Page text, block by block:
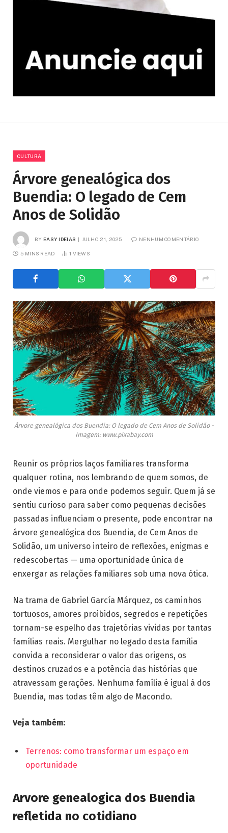
CULTURA
Árvore genealógica dos
Buendia: O legado de Cem
Anos de Solidão
BY EASY IDEIAS JULHO 21, 2025 NENHUM COMENTÁRIO
5 MINS READ 1 VIEWS
Árvore genealógica dos Buendia: O legado de Cem Anos de Solidão -
Imagem: www.pixabay.com
Reunir os próprios laços familiares transforma
qualquer rotina, nos lembrando de quem somos, de
onde viemos e para onde podemos seguir. Quem já se
sentiu curioso para saber como pequenas decisões
passadas influenciam o presente, pode encontrar na
árvore genealógica dos Buendia, de Cem Anos de
Solidão, um universo inteiro de reflexões, enigmas e
redescobertas — uma oportunidade única de
enxergar as relações familiares sob uma nova ótica.
Na trama de Gabriel García Márquez, os caminhos
tortuosos, amores proibidos, segredos e repetições
tornam-se espelho das trajetórias vividas por tantas
famílias reais. Mergulhar no legado desta família
convida a reconsiderar o valor das origens, os
destinos cruzados e a potência das histórias que
atravessam gerações. Nenhuma família é igual à dos
Buendia, mas todas têm algo de Macondo.
Veja também:
Terrenos: como transformar um espaço em
oportunidade
Arvore genealogica dos Buendia
refletida no cotidiano